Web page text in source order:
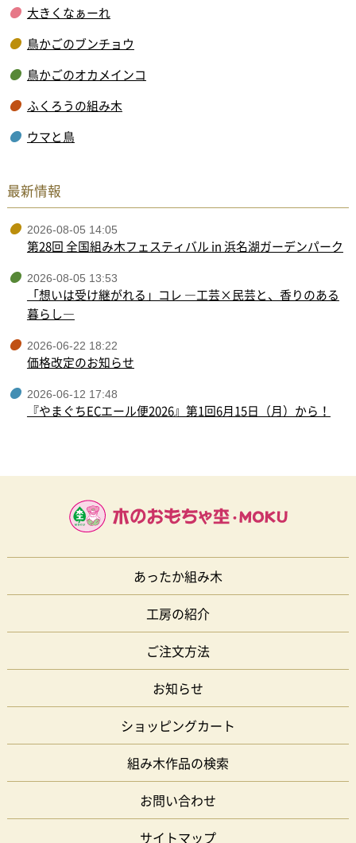
大きくなぁーれ
鳥かごのブンチョウ
鳥かごのオカメインコ
ふくろうの組み木
ウマと鳥
最新情報
2026-08-05 14:05
第28回 全国組み木フェスティバル in 浜名湖ガーデンパーク
2026-08-05 13:53
「想いは受け継がれる」コレ ―工芸×民芸と、香りのある
暮らし―
2026-06-22 18:22
価格改定のお知らせ
2026-06-12 17:48
『やまぐちECエール便2026』第1回6月15日（月）から！
あったか組み木
工房の紹介
ご注文方法
お知らせ
ショッピングカート
組み木作品の検索
お問い合わせ
サイトマップ